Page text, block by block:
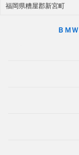
福岡県糟屋郡新宮町
ＢＭ